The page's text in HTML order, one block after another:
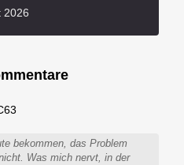
2026
bekommen, das Problem
Was mich nervt, in der